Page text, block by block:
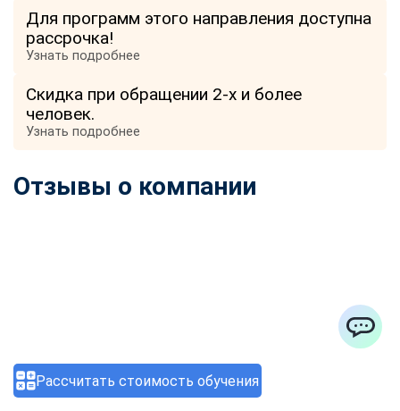
Рассчитать стоимость обучения
Для программ этого направления доступна
рассрочка!
Узнать подробнее
Скидка при обращении 2-х и более
человек.
Узнать подробнее
Отзывы о компании